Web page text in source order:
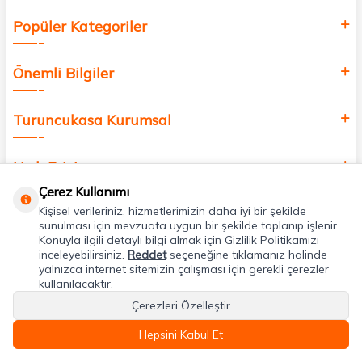
Popüler Kategoriler
Önemli Bilgiler
Turuncukasa Kurumsal
Hızlı Erişim
Uygulamalarımız
Adres & İletişim
Çerez Kullanımı
Kişisel verileriniz, hizmetlerimizin daha iyi bir şekilde
sunulması için mevzuata uygun bir şekilde toplanıp işlenir.
Konuyla ilgili detaylı bilgi almak için Gizlilik Politikamızı
inceleyebilirsiniz. Reddetseçeneğine tıklamanız halinde
yalnızca internet sitemizin çalışması için gerekli çerezler
kullanılacaktır.
Çerezleri Özelleştir
Hepsini Kabul Et